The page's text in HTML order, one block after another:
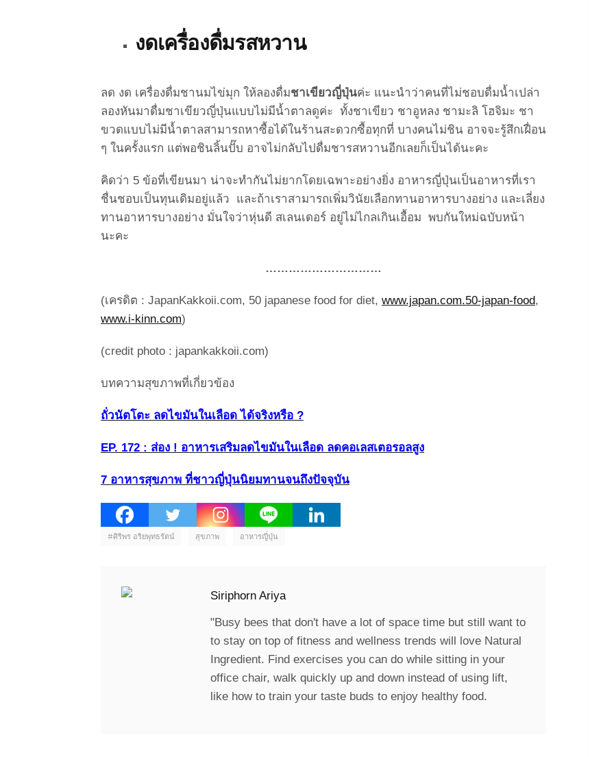
งดเครื่องดื่มรสหวาน
ลด งด เครื่องดื่มชานมไข่มุก ให้ลองดื่มชาเขียวญี่ปุ่นค่ะ แนะนำว่าคนที่ไม่ชอบดื่มน้ำเปล่า
ลองหันมาดื่มชาเขียวญี่ปุ่นแบบไม่มีน้ำตาลดูค่ะ ทั้งชาเขียว ชาอูหลง ชามะลิ โฮจิมะ ชา
ขวดแบบไม่มีน้ำตาลสามารถหาซื้อได้ในร้านสะดวกซื้อทุกที่ บางคนไม่ชิน อาจจะรู้สึกเฝื่อน
ๆ ในครั้งแรก แต่พอชินลิ้นปั๊บ อาจไม่กลับไปดื่มชารสหวานอีกเลยก็เป็นได้นะคะ
คิดว่า 5 ข้อที่เขียนมา น่าจะทำกันไม่ยากโดยเฉพาะอย่างยิ่ง อาหารญี่ปุ่นเป็นอาหารที่เรา
ชื่นชอบเป็นทุนเดิมอยู่แล้ว และถ้าเราสามารถเพิ่มวินัยเลือกทานอาหารบางอย่าง และเลี่ยง
ทานอาหารบางอย่าง มั่นใจว่าหุ่นดี สเลนเดอร์ อยู่ไม่ไกลเกินเอื้อม พบกันใหม่ฉบับหน้า
นะคะ
…………………………
(เครดิต : JapanKakkoii.com, 50 japanese food for diet, www.japan.com.50-japan-food,
www.i-kinn.com)
(credit photo : japankakkoii.com)
บทความสุขภาพที่เกี่ยวข้อง
ถั่วนัตโตะ ลดไขมันในเลือด ได้จริงหรือ ?
EP. 172 : ส่อง ! อาหารเสริมลดไขมันในเลือด ลดคอเลสเตอรอลสูง
7 อาหารสุขภาพ ที่ชาวญี่ปุ่นนิยมทานจนถึงปัจจุบัน
#ศิริพร อริยพุทธรัตน์ สุขภาพ อาหารญี่ปุ่น
Siriphorn Ariya
"Busy bees that don't have a lot of space time but still want to
to stay on top of fitness and wellness trends will love Natural
Ingredient. Find exercises you can do while sitting in your
office chair, walk quickly up and down instead of using lift,
like how to train your taste buds to enjoy healthy food.